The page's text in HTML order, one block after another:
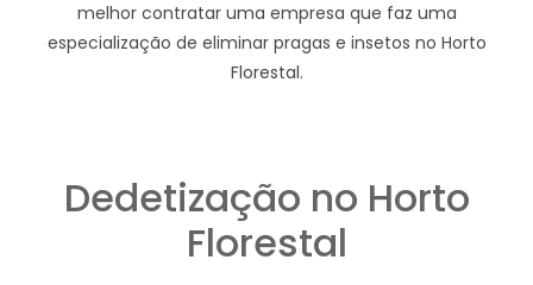
melhor contratar uma empresa que faz uma
especialização de eliminar pragas e insetos no Horto
Florestal.
Dedetização no Horto
Florestal